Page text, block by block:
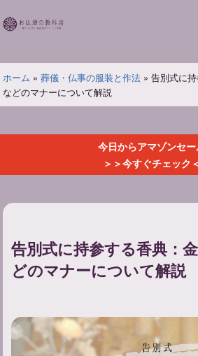
ン
ツ
へ
ス
お
壇
の
教
ホーム » 葬儀・仏事の服装と作法» 告別式に
などのマナーについて解説
今日からアマゾンセー
＞＞今すぐチェック
告別式に持参する香典：
どのマナーについて解説